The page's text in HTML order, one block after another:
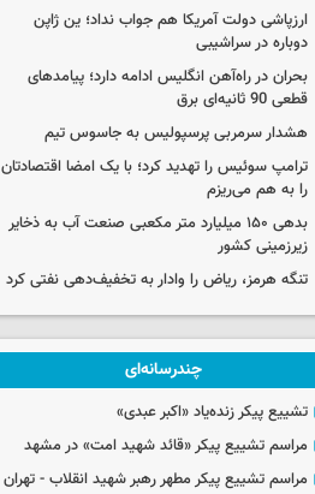
ارزپاشی دولت آمریکا هم جواب نداد؛ ین ژاپن
دوباره در سراشیبی
بحران در راه‌آهن انگلیس ادامه دارد؛ پیامدهای
قطعی 90 ثانیه‌ای برق
هشدار سرمربی پرسپولیس به جاسوس تیم
ترامپ سوئیس را تهدید کرد؛ با یک امضا اقتصادتان
را به هم می‌ریزم
بدهی ۱۵۰ میلیارد متر مکعبی صنعت آب به ذخایر
زیرزمینی کشور
تنگه هرمز، ریاض را وادار به تخفیف‌دهی نفتی کرد
چندرسانه‌ای
تشییع پیکر زنده‌یاد «اکبر عبدی»
مراسم تشییع پیکر «قائد شهید امت» در مشهد
مراسم تشییع پیکر مطهر رهبر شهید انقلاب - تهران